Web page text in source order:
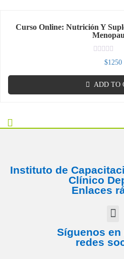
Curso Online: Nutrición Y
Rated
of
5
$1250
ADD TO
Instituto de
Clínico
Enlaces
Síguenos en
redes